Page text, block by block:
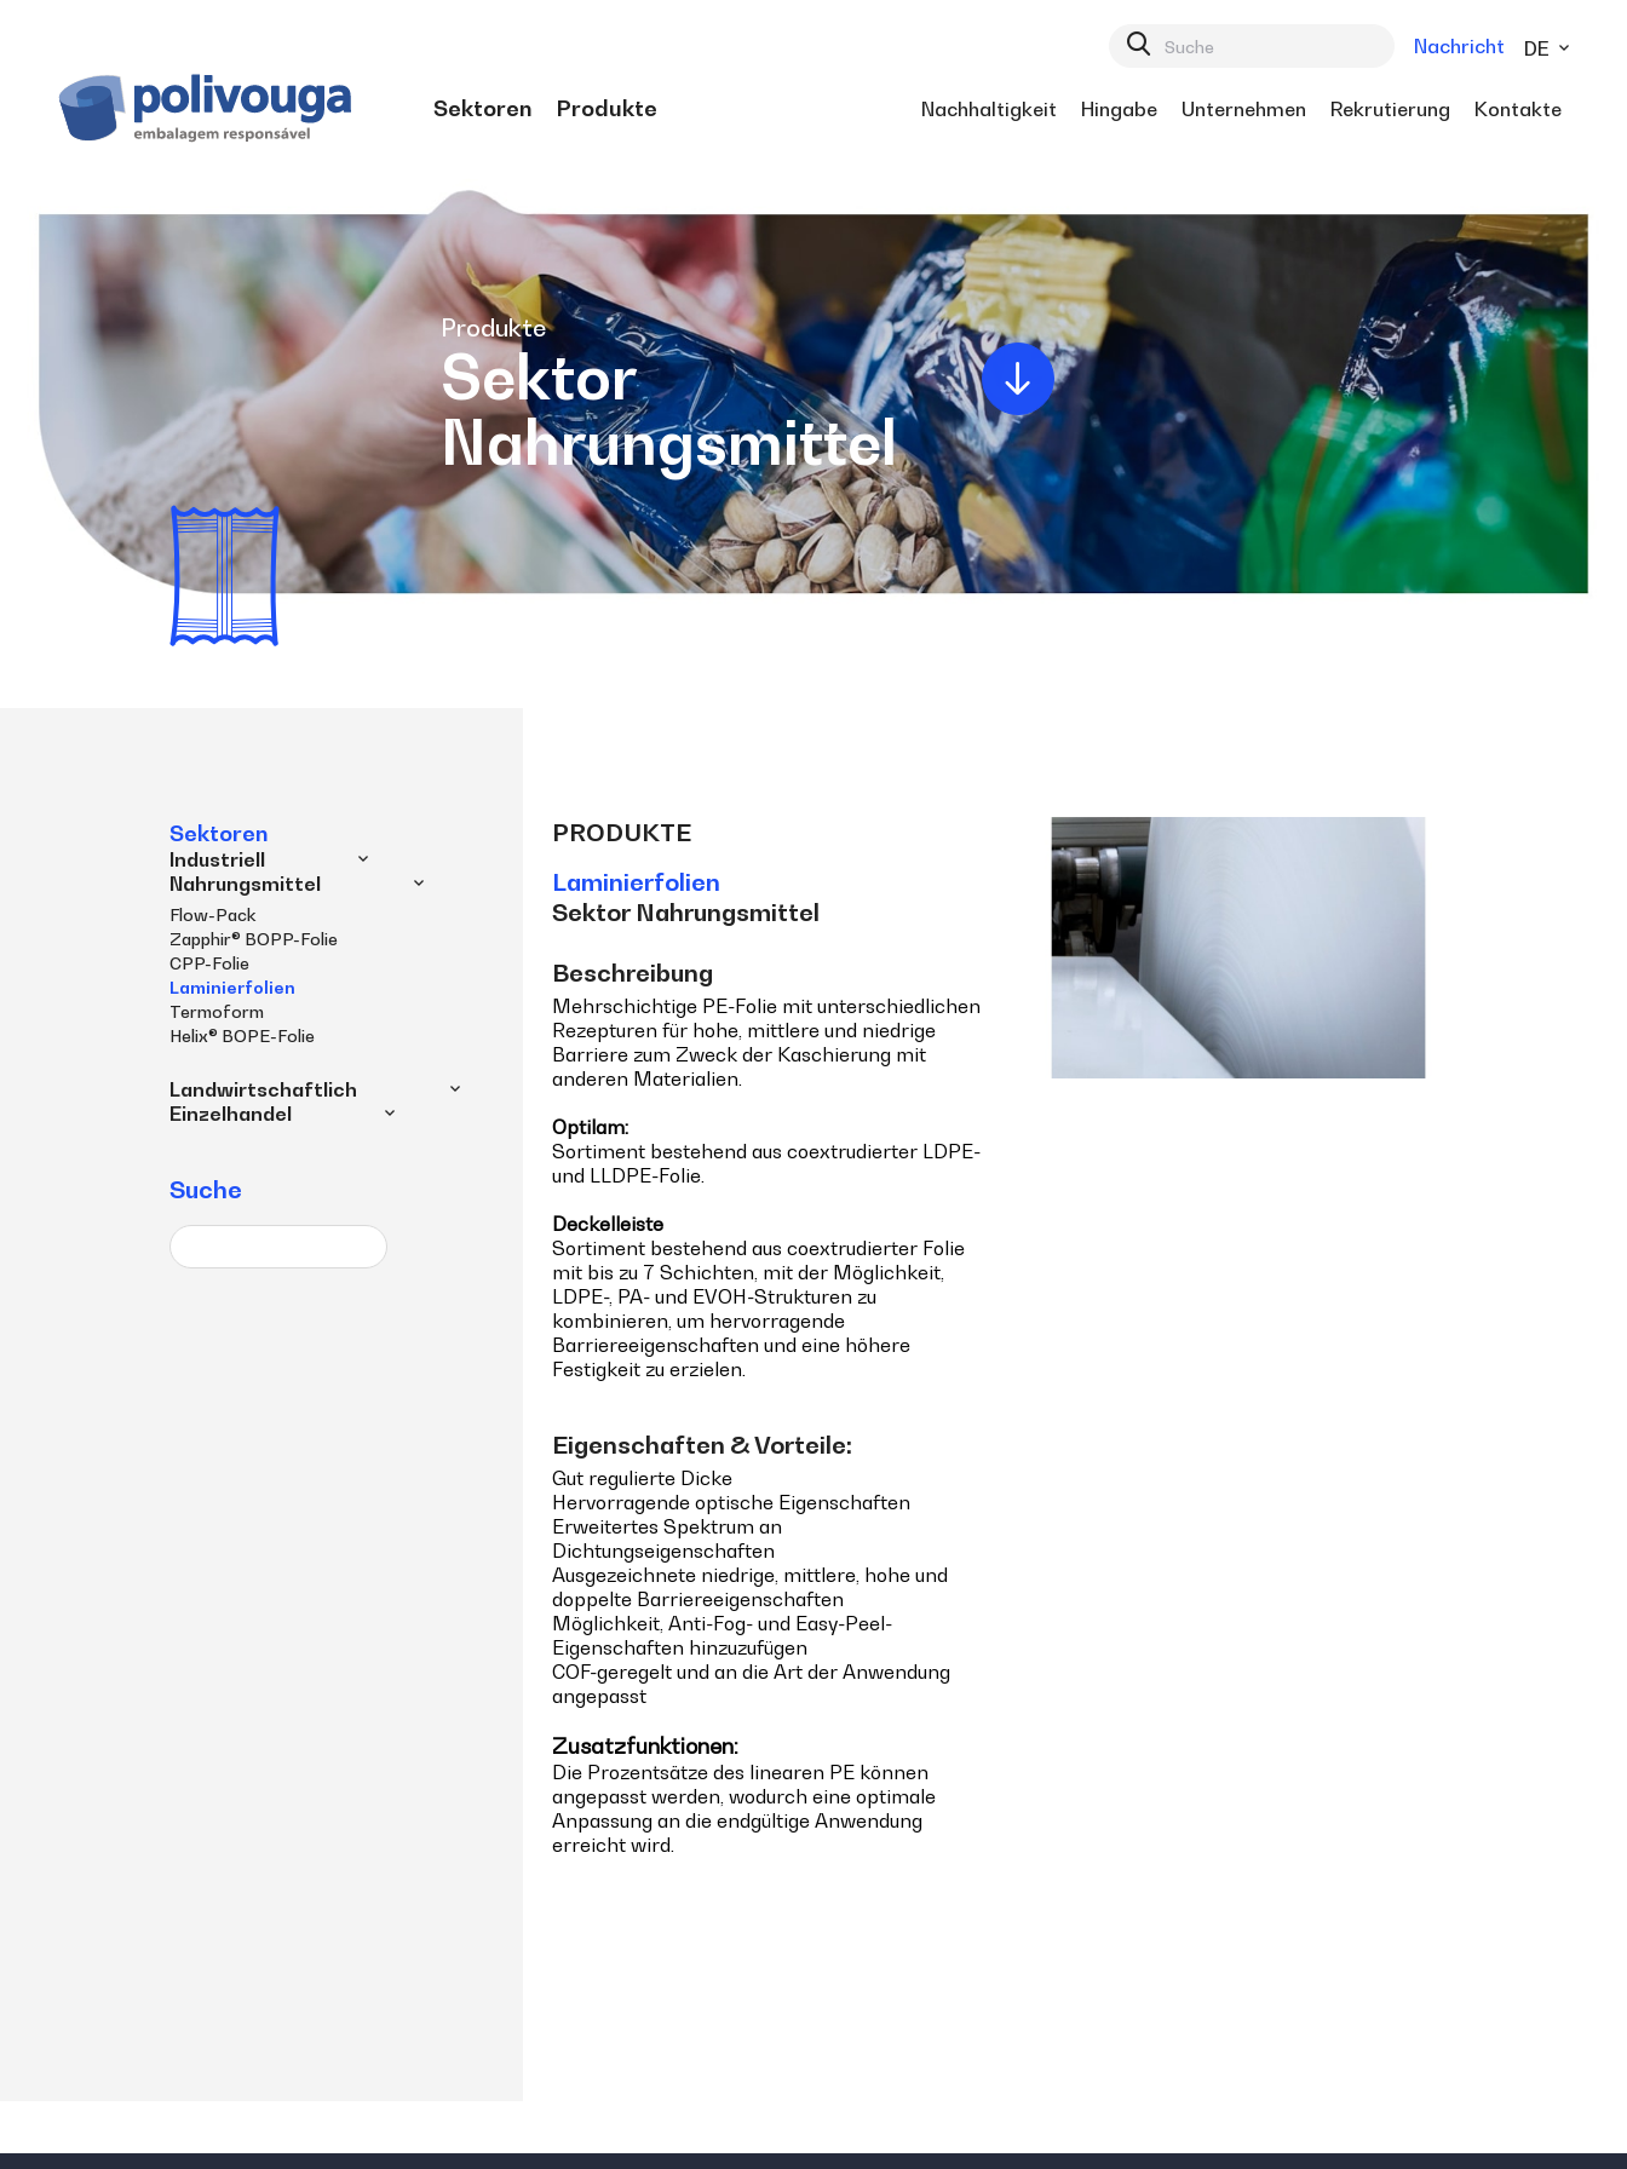
Nachricht DE
Sektoren Produkte Nachhaltigkeit Hingabe Unternehmen Rekrutierung Kontakte
Produkte
Sektor
Nahrungsmittel
Sektoren
Industriell
Nahrungsmittel
Flow-Pack
Zapphir® BOPP-Folie
CPP-Folie
Laminierfolien
Termoform
Helix® BOPE-Folie
Landwirtschaftlich
Einzelhandel
Suche
PRODUKTE
Laminierfolien
Sektor Nahrungsmittel
Beschreibung
Mehrschichtige PE-Folie mit unterschiedlichen
Rezepturen für hohe, mittlere und niedrige
Barriere zum Zweck der Kaschierung mit
anderen Materialien.
Optilam:
Sortiment bestehend aus coextrudierter LDPE-
und LLDPE-Folie.
Deckelleiste
Sortiment bestehend aus coextrudierter Folie
mit bis zu 7 Schichten, mit der Möglichkeit,
LDPE-, PA- und EVOH-Strukturen zu
kombinieren, um hervorragende
Barriereeigenschaften und eine höhere
Festigkeit zu erzielen.
Eigenschaften & Vorteile:
Gut regulierte Dicke
Hervorragende optische Eigenschaften
Erweitertes Spektrum an
Dichtungseigenschaften
Ausgezeichnete niedrige, mittlere, hohe und
doppelte Barriereeigenschaften
Möglichkeit, Anti-Fog- und Easy-Peel-
Eigenschaften hinzuzufügen
COF-geregelt und an die Art der Anwendung
angepasst
Zusatzfunktionen:
Die Prozentsätze des linearen PE können
angepasst werden, wodurch eine optimale
Anpassung an die endgültige Anwendung
erreicht wird.